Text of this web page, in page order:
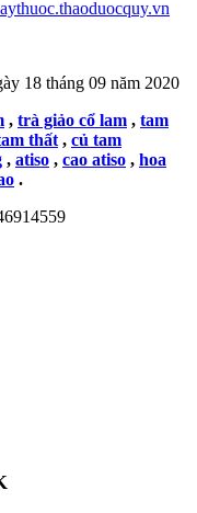
18 tháng 09 năm 2020
, trà giảo cổ lam , tam
thất , củ tam
, atiso , cao atiso , hoa
.